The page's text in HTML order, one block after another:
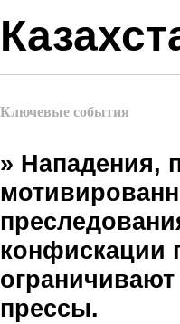
Ключевые события
» Нападения,
конфискации
прессы.